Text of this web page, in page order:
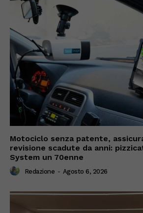
Motociclo senza patente,
revisione scadute da anni:
System un 70enne
Redazione - Agosto 6, 2026